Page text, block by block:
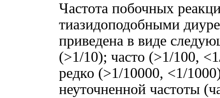
Частота побочных
тиазидоподобными
приведена в виде
(>1/10); часто (>1/100,
редко (>1/10000, <1/
неуточненной частоты